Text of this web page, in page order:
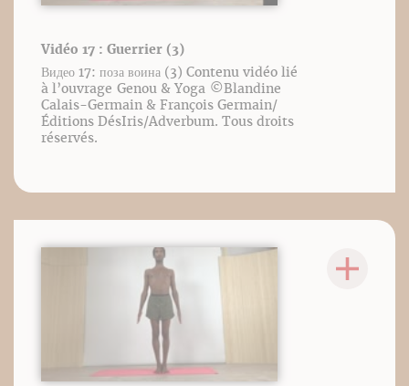
Vidéo 17 : Guerrier (3)
Видео 17: поза воина (3) Contenu vidéo lié
à l’ouvrage Genou & Yoga ©️Blandine
Calais-Germain & François Germain/
Éditions DésIris/Adverbum. Tous droits
réservés.